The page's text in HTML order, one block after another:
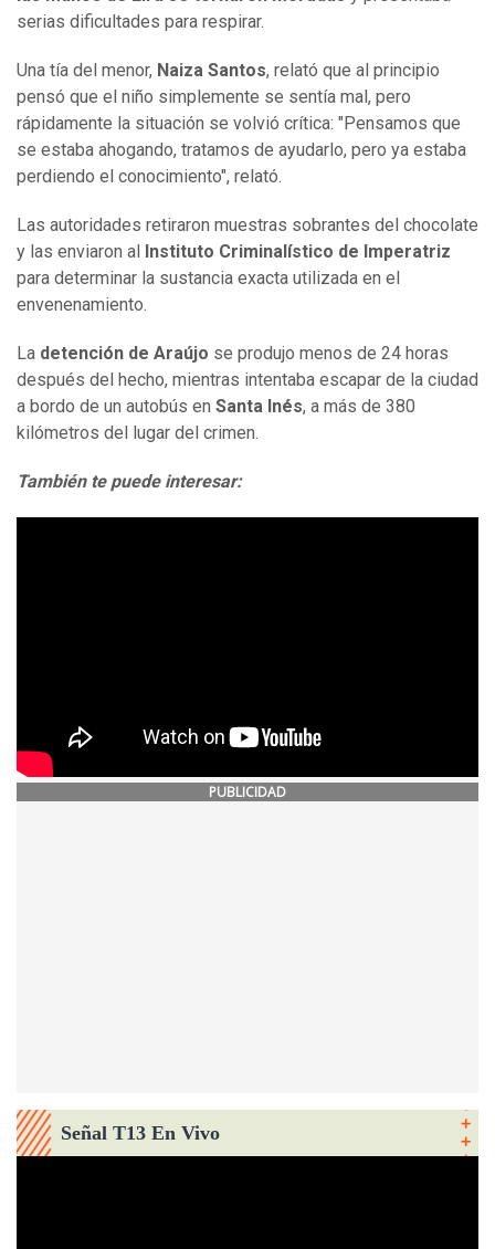
serias dificultades para respirar.
Una tía del menor, Naiza Santos, relató que al principio
pensó que el niño simplemente se sentía mal, pero
rápidamente la situación se volvió crítica: "Pensamos que
se estaba ahogando, tratamos de ayudarlo, pero ya estaba
perdiendo el conocimiento", relató.
Las autoridades retiraron muestras sobrantes del chocolate
y las enviaron al
Instituto Criminalístico de Imperatriz
para determinar la sustancia exacta utilizada en el
envenenamiento.
La detención de Araújo se produjo menos de 24 horas
después del hecho, mientras intentaba escapar de la ciudad
a bordo de un autobús en Santa Inés, a más de 380
kilómetros del lugar del crimen.
También te puede interesar:
PUBLICIDAD
Señal T13 En Vivo